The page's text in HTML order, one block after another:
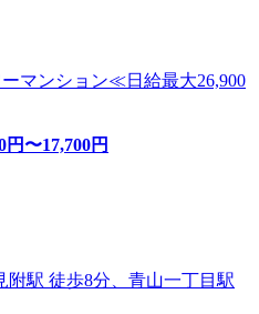
マンション≪日給最大26,900
円〜17,700円
附駅 徒歩8分、青山一丁目駅